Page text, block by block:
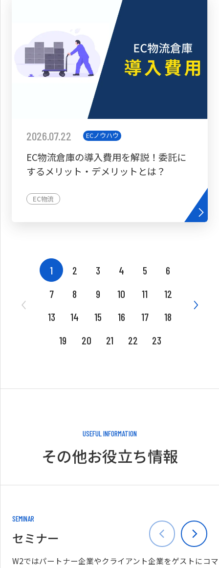
2026.07.22 ECノウハウ
EC物流倉庫の導入費用を解説！委託に
するメリット・デメリットとは？
EC物流
1 2 3 4 5
6
7
8 9 10 11
12
13
14 15 16 17
18
19
20 21 22 23
USEFUL INFORMATION
その他お役立ち情報
SEMINAR
セミナー
W2ではパートナー企業やクライアント企業をゲストにコマ